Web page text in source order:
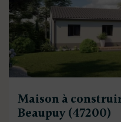
Maison à
Beaupuy (47200)